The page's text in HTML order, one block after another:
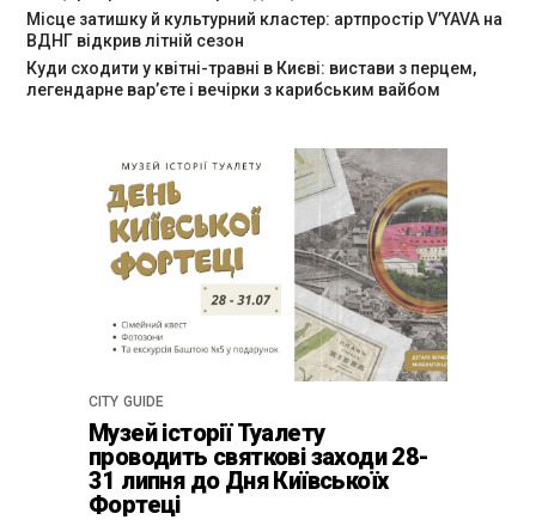
Місце затишку й культурний кластер: артпростір V’YAVA на
ВДНГ відкрив літній сезон
Куди сходити у квітні-травні в Києві: вистави з перцем,
легендарне вар’єте і вечірки з карибським вайбом
CITY GUIDE
Музей історії Туалету
проводить святкові заходи 28-
31 липня до Дня Київськоїх
Фортеці